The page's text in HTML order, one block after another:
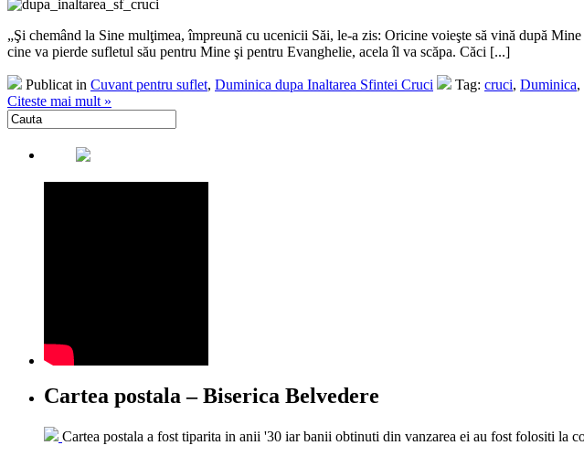
„Şi chemând la Sine mulţimea, împreună cu ucenicii Săi, le-a zis: Oricine voieşte să vină după
cine va pierde sufletul său pentru Mine şi pentru Evanghelie, acela îl va scăpa. Căci [...]
Publicat in Cuvant pentru suflet, Duminica dupa Inaltarea Sfintei Cruci Tag: cruci, Duminica,
Citeste mai mult »
Cartea postala – Biserica Belvedere
Cartea postala a fost tiparita in anii '30 iar banii obtinuti din vanzarea ei au fost folositi la